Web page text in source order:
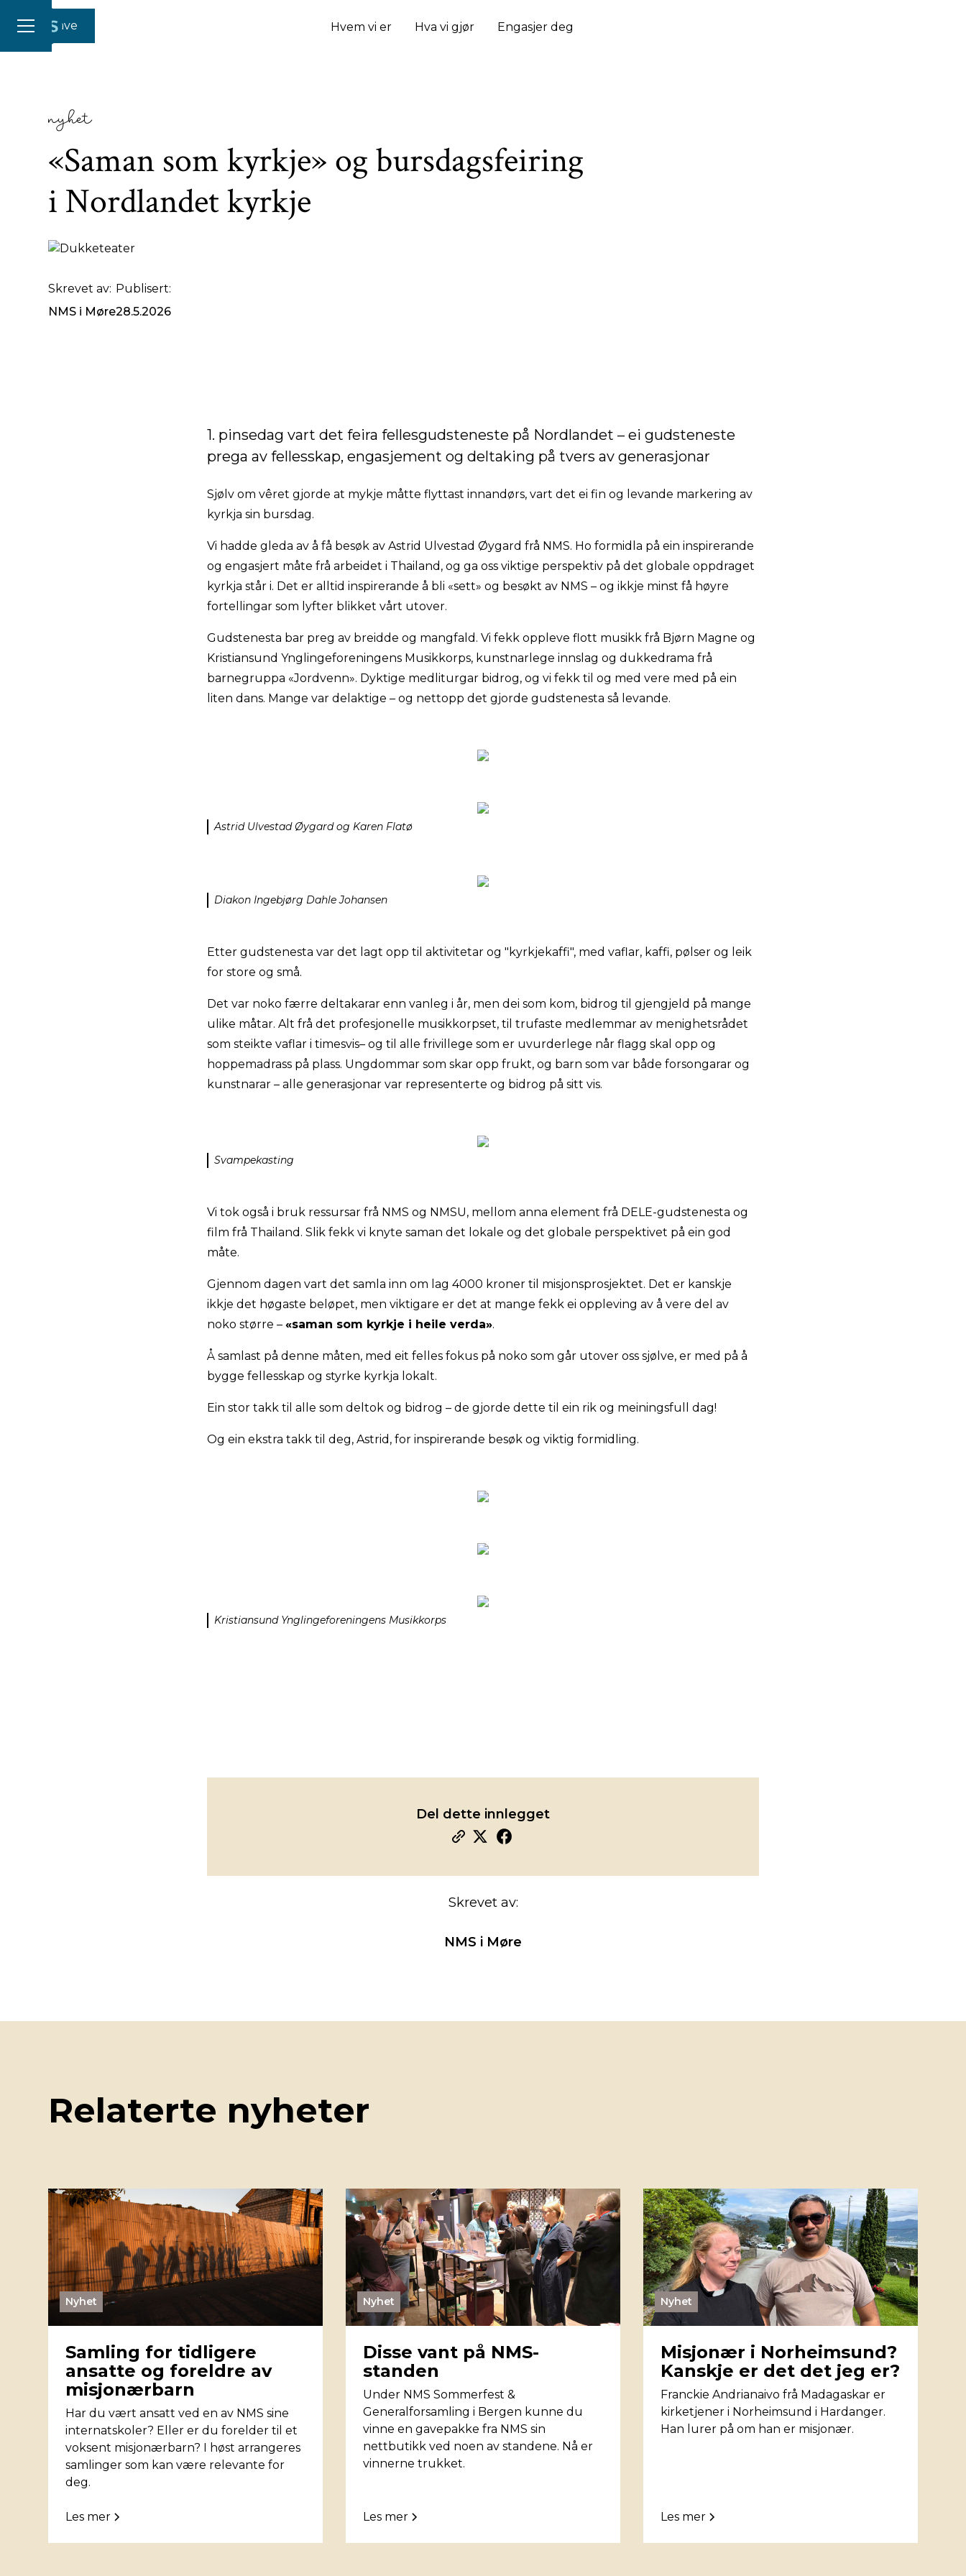
Hvem vi er Hva vi gjør Engasjer deg
Gi en gave
nyhet
«Saman som kyrkje» og bursdagsfeiring
i Nordlandet kyrkje
Skrevet av:
NMS i Møre
Publisert:
28.5.2026
1. pinsedag vart det feira fellesgudsteneste på Nordlandet – ei gudsteneste
prega av fellesskap, engasjement og deltaking på tvers av generasjonar
Sjølv om vêret gjorde at mykje måtte flyttast innandørs, vart det ei fin og levande markering av
kyrkja sin bursdag.
Vi hadde gleda av å få besøk av Astrid Ulvestad Øygard frå NMS. Ho formidla på ein inspirerande
og engasjert måte frå arbeidet i Thailand, og ga oss viktige perspektiv på det globale oppdraget
kyrkja står i. Det er alltid inspirerande å bli «sett» og besøkt av NMS – og ikkje minst få høyre
fortellingar som lyfter blikket vårt utover.
Gudstenesta bar preg av breidde og mangfald. Vi fekk oppleve flott musikk frå Bjørn Magne og
Kristiansund Ynglingeforeningens Musikkorps, kunstnarlege innslag og dukkedrama frå
barnegruppa «Jordvenn». Dyktige medliturgar bidrog, og vi fekk til og med vere med på ein
liten dans. Mange var delaktige – og nettopp det gjorde gudstenesta så levande.
Astrid Ulvestad Øygard og Karen Flatø
Diakon Ingebjørg Dahle Johansen
Etter gudstenesta var det lagt opp til aktivitetar og "kyrkjekaffi", med vaflar, kaffi, pølser og leik
for store og små.
Det var noko færre deltakarar enn vanleg i år, men dei som kom, bidrog til gjengjeld på mange
ulike måtar. Alt frå det profesjonelle musikkorpset, til trufaste medlemmar av menighetsrådet
som steikte vaflar i timesvis– og til alle frivillege som er uvurderlege når flagg skal opp og
hoppemadrass på plass. Ungdommar som skar opp frukt, og barn som var både forsongarar og
kunstnarar – alle generasjonar var representerte og bidrog på sitt vis.
Svampekasting
Vi tok også i bruk ressursar frå NMS og NMSU, mellom anna element frå DELE-gudstenesta og
film frå Thailand. Slik fekk vi knyte saman det lokale og det globale perspektivet på ein god
måte.
Gjennom dagen vart det samla inn om lag 4000 kroner til misjonsprosjektet. Det er kanskje
ikkje det høgaste beløpet, men viktigare er det at mange fekk ei oppleving av å vere del av
noko større – «saman som kyrkje i heile verda».
Å samlast på denne måten, med eit felles fokus på noko som går utover oss sjølve, er med på å
bygge fellesskap og styrke kyrkja lokalt.
Ein stor takk til alle som deltok og bidrog – de gjorde dette til ein rik og meiningsfull dag!
Og ein ekstra takk til deg, Astrid, for inspirerande besøk og viktig formidling.
Kristiansund Ynglingeforeningens Musikkorps
Del dette innlegget
Skrevet av:
NMS i Møre
Relaterte nyheter
Nyhet
Samling for tidligere
ansatte og foreldre av
misjonærbarn
Har du vært ansatt ved en av NMS sine
internatskoler? Eller er du forelder til et
voksent misjonærbarn? I høst arrangeres
samlinger som kan være relevante for
deg.
Les mer
Nyhet
Disse vant på NMS-
standen
Under NMS Sommerfest &
Generalforsamling i Bergen kunne du
vinne en gavepakke fra NMS sin
nettbutikk ved noen av standene. Nå er
vinnerne trukket.
Les mer
Nyhet
Misjonær i Norheimsund?
Kanskje er det det jeg er?
Franckie Andrianaivo frå Madagaskar er
kirketjener i Norheimsund i Hardanger.
Han lurer på om han er misjonær.
Les mer